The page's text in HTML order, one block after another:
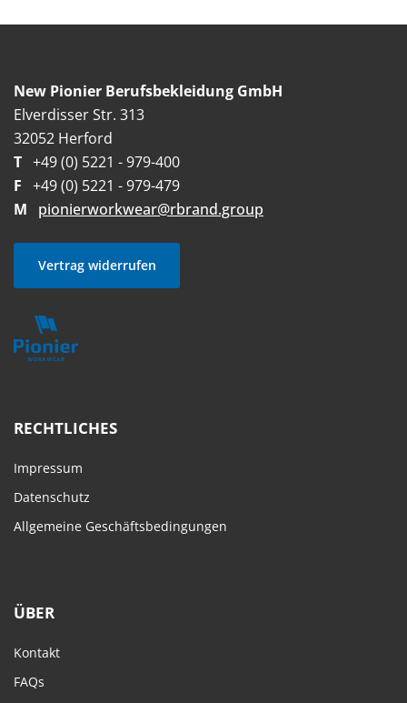
New Pionier Berufsbekleidung GmbH
Elverdisser Str. 313
32052 Herford
T +49 (0) 5221 - 979-400
F +49 (0) 5221 - 979-479
M
pionierworkwear@rbrand.group
Vertrag widerrufen
RECHTLICHES
Impressum
Datenschutz
Allgemeine Geschäftsbedingungen
ÜBER
Kontakt
FAQs